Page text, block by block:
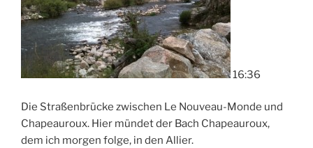
16:36
Die Straßenbrücke zwischen Le Nouveau-Monde und
Chapeauroux. Hier mündet der Bach Chapeauroux,
dem ich morgen folge, in den Allier.